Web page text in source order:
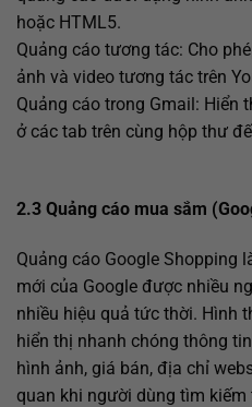
hoặc HTML5.
Quảng cáo tương tác: Cho
ảnh và video tương tác trên
Quảng cáo trong Gmail: Hiển
ở các tab trên cùng hộp thư
2.3 Quảng cáo mua sắm
Quảng cáo Google Shopping
mới của Google được nhiều
nhiều hiệu quả tức thời. Hình
hiển thị nhanh chóng thông
hình ảnh, giá bán, địa chỉ
quan khi người dùng tìm